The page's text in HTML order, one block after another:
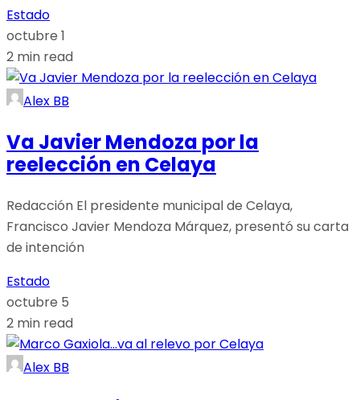
Estado
octubre 1
2 min read
Alex BB
Va Javier Mendoza por la
reelección en Celaya
Redacción El presidente municipal de Celaya,
Francisco Javier Mendoza Márquez, presentó su carta
de intención
Estado
octubre 5
2 min read
Alex BB